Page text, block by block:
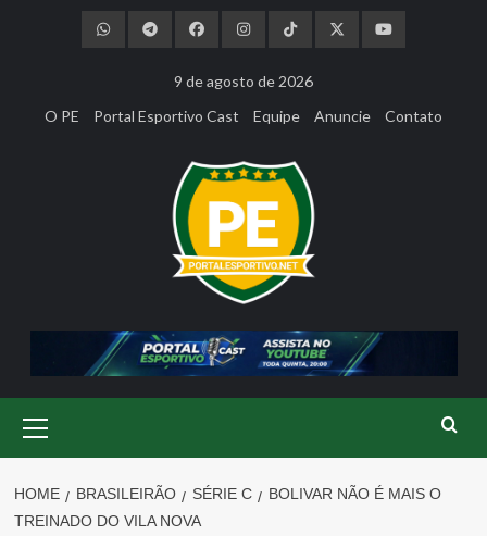
9 de agosto de 2026
O PE
Portal Esportivo Cast Equipe Anuncie Contato
Menu
HOME BRASILEIRÃO SÉRIE C
BOLIVAR NÃO É MAIS O
TREINADO DO VILA NOVA